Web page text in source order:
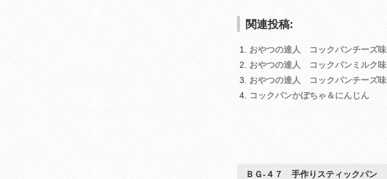
関連投稿:
おやつの達人 コックパンチーズ味
おやつの達人 コックパンミルク味
おやつの達人 コックパンチーズ味
コックパンかぼちゃ＆にんじん
ＢＧ‐４７ 手作りスティックパン